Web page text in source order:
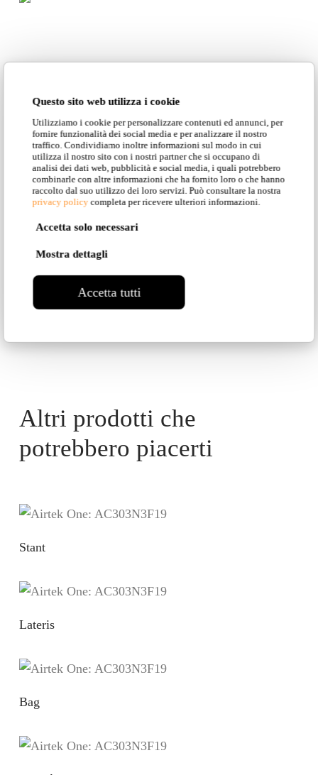
Questo sito web utilizza i cookie
Utilizziamo i cookie per personalizzare contenuti ed annunci, per
fornire funzionalità dei social media e per analizzare il nostro
traffico. Condividiamo inoltre informazioni sul modo in cui
utilizza il nostro sito con i nostri partner che si occupano di
analisi dei dati web, pubblicità e social media, i quali potrebbero
combinarle con altre informazioni che ha fornito loro o che hanno
raccolto dal suo utilizzo dei loro servizi. Può consultare la nostra
privacy policy completa per ricevere ulteriori informazioni.
Accetta solo necessari
Mostra dettagli
Accetta tutti
SCOPRI TUTTI I
MODELLI
PRESENTI IN
QUESTA
COLLEZIONE
Torna alla Collezione
Altri prodotti che
potrebbero piacerti
Stant
Lateris
Bag